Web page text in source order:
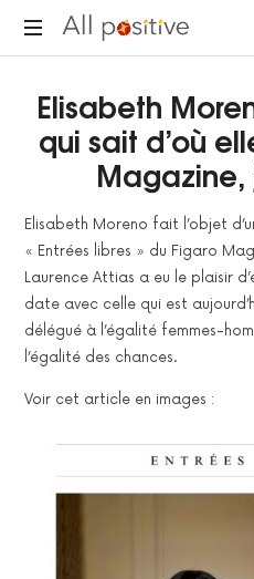
All
pour
se
réinventer."
Elisabeth
qui sait d’où
Magazine,
Elisabeth Moreno fait l’objet
« Entrées libres » du Figaro
Laurence Attias a eu le plaisir
date avec celle qui est
délégué à l’égalité femmes-
l’égalité des chances.
Voir cet article en images :